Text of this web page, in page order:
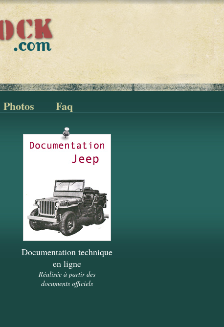
Photos Faq
Documentation technique
en ligne
Réalisée à partir des
documents officiels